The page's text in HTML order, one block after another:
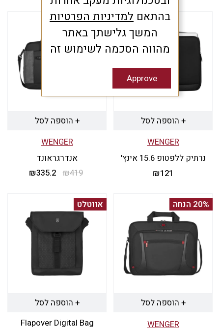
המקורי
היה:
₪179.
הנוכחי
הוא:
₪143.2.
+ הוספה לסל
WENGER
נרתיק ללפטופ 15.6 אינץ'
₪121
20% הנחה
+ הוספה לסל
WENGER
אנדרגראונד
₪419
המחיר
₪419.
₪335.2
20% הנחה
+ הוספה לסל
WENGER
אווטלט
+ הוספה לסל
Flapover Digital Bag
בהתאם למדיניות הפרטיות
המשך גלישתך באתר
מהווה הסכמה לשימוש זה
Approve